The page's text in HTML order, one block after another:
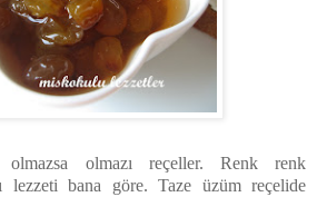
olmazsa olmazı reçeller. Renk renk
lezzeti bana göre. Taze üzüm reçelide